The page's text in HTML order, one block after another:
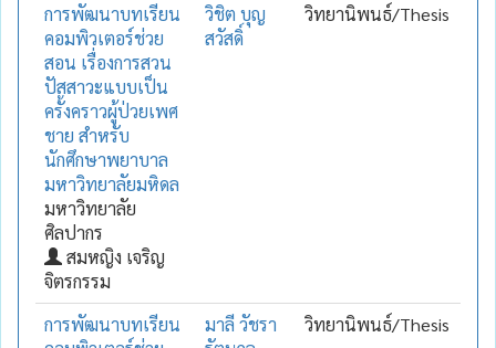
การพัฒนาบทเรียน
คอมพิวเตอร์ช่วย
สอน เรื่องการสวน
ปัสสาวะแบบเป็น
ครั้งคราวผู้ป่วยเพศ
ชาย สำหรับ
นักศึกษาพยาบาล
มหาวิทยาลัยมหิดล
มหาวิทยาลัย
ศิลปากร
สมหญิง เจริญ
จิตรกรรม
วิชิต บุญ
สวัสดิ์
วิทยานิพนธ์/Thesis
การพัฒนาบทเรียน
มาลี วัชรา
วิทยานิพนธ์/Thesis